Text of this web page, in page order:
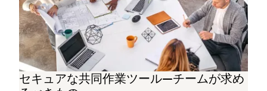
セキュアな共同作業ツール—チームが求め